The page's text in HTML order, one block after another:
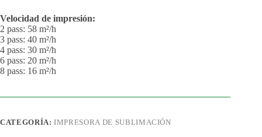
Velocidad de impresión:
2 pass: 58 m²/h
3 pass: 40 m²/h
4 pass: 30 m²/h
6 pass: 20 m²/h
8 pass: 16 m²/h
CATEGORÍA:IMPRESORA DE SUBLIMACIÓN